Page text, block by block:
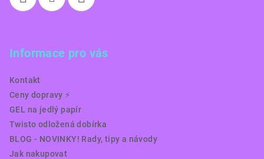
Informace pro vás
Kontakt
Ceny dopravy ⚡️
GEL na jedlý papír
Twisto odložená dobírka
BLOG - NOVINKY! Rady, tipy a návody
Jak nakupovat